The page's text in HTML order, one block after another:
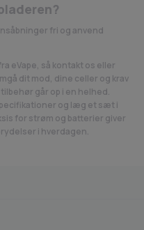
fri og anvend
eVape, så kontakt os eller
dit mod, dine celler og krav
går op i en helhed.
og læg et sæt i
for strøm og batterier giver
i hverdagen.